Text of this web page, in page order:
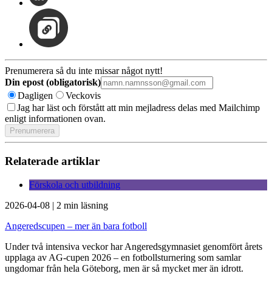
Prenumerera så du inte missar något nytt!
Din epost (obligatorisk)
Dagligen
Veckovis
Jag har läst och förstått att min mejladress delas med Mailchimp
enligt informationen ovan.
Relaterade artiklar
Förskola och utbildning
2026-04-08 | 2 min läsning
Angeredscupen – mer än bara fotboll
Under två intensiva veckor har Angeredsgymnasiet genomfört årets
upplaga av AG-cupen 2026 – en fotbollsturnering som samlar
ungdomar från hela Göteborg, men är så mycket mer än idrott.